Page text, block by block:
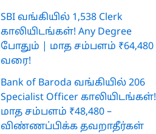
SBI வங்கியில் 1,538 Clerk
காலியிடங்கள்! Any Degree
போதும் | மாத சம்பளம் ₹64,480
வரை!
Bank of Baroda வங்கியில் 206
Specialist Officer காலியிடங்கள்!
மாத சம்பளம் ₹48,480 –
விண்ணப்பிக்க தவறாதீர்கள்